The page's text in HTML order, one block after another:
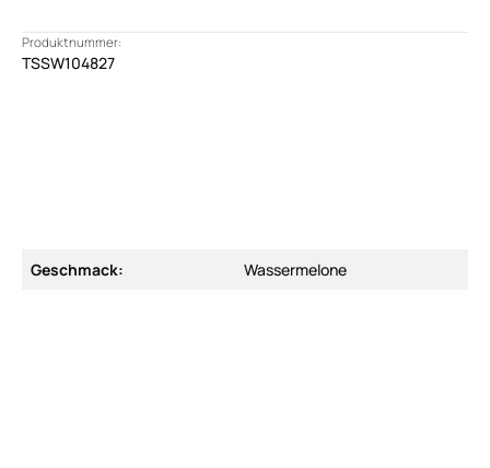
Produktnummer:
TSSW104827
Geschmack: Wassermelone